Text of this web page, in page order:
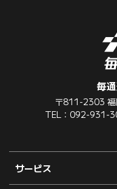
毎
〒811-2303 福
TEL：092-931-
サービス